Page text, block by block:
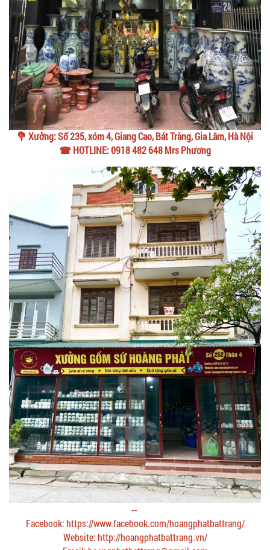
💐 Xưởng: Số 235, xóm 4, Giang Cao, Bát Tràng, Gia Lâm, Hà Nội
☎ HOTLINE: 0918 482 648 Mrs Phương
--
Facebook: https://www.facebook.com/hoangphatbattrang/
Website: http://hoangphatbattrang.vn/